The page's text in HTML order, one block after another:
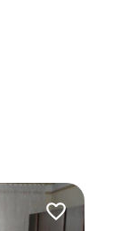
Dodaj do